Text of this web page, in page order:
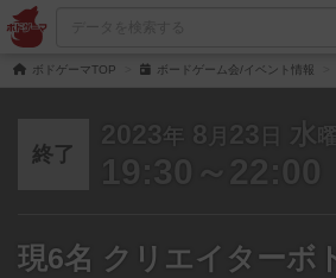
ボドゲーマTOP ボードゲーム会/イベント情報
終了
2023年 8 月 23 日 水
19:30～22:00
現6名 クリエイターボ